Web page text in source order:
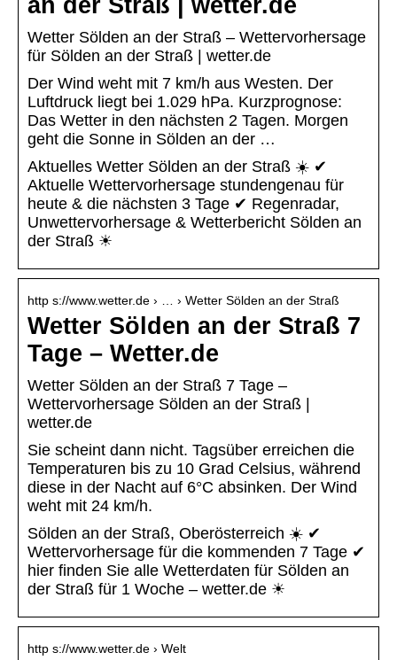
an der Straß | wetter.de
Wetter Sölden an der Straß – Wettervorhersage
für Sölden an der Straß | wetter.de
Der Wind weht mit 7 km/h aus Westen. Der
Luftdruck liegt bei 1.029 hPa. Kurzprognose:
Das Wetter in den nächsten 2 Tagen. Morgen
geht die Sonne in Sölden an der …
Aktuelles Wetter Sölden an der Straß ☀️ ✔
Aktuelle Wettervorhersage stundengenau für
heute & die nächsten 3 Tage ✔ Regenradar,
Unwettervorhersage & Wetterbericht Sölden an
der Straß ☀
http s://www.wetter.de › … › Wetter Sölden an der Straß
Wetter Sölden an der Straß 7
Tage – Wetter.de
Wetter Sölden an der Straß 7 Tage –
Wettervorhersage Sölden an der Straß |
wetter.de
Sie scheint dann nicht. Tagsüber erreichen die
Temperaturen bis zu 10 Grad Celsius, während
diese in der Nacht auf 6°C absinken. Der Wind
weht mit 24 km/h.
Sölden an der Straß, Oberösterreich ☀️ ✔
Wettervorhersage für die kommenden 7 Tage ✔
hier finden Sie alle Wetterdaten für Sölden an
der Straß für 1 Woche – wetter.de ☀
http s://www.wetter.de › Welt